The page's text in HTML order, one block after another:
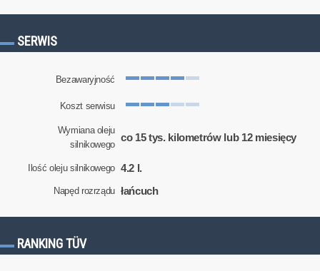
SERWIS
Bezawaryjność
Koszt serwisu
Wymiana oleju
silnikowego
co 15 tys. kilometrów lub 12 miesięcy
Ilość oleju silnikowego 4.2 l.
Napęd rozrządu łańcuch
RANKING TÜV